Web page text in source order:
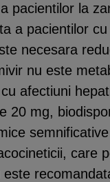
pacientilor la
a pacientilor
necesara
nu este
afectiuni
20 mg,
care